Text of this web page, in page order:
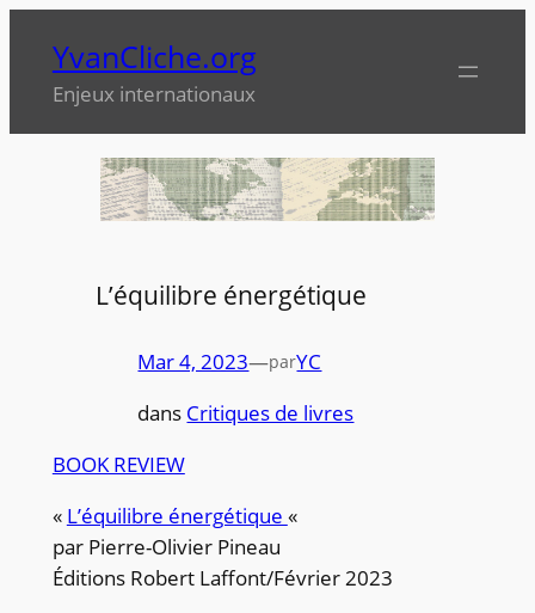
contenu
YvanCliche.org
Enjeux internationaux
L’équilibre énergétique
Mar 4, 2023—parYC
dans Critiques de livres
BOOK REVIEW
« L’équilibre énergétique «
par Pierre-Olivier Pineau
Éditions Robert Laffont/Février 2023